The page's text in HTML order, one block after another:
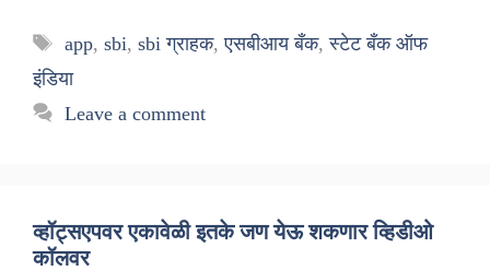
Tags
app, sbi, sbi ग्राहक,एसबीआय बँक,स्टेट बँक ऑफ
इंडिया
Leave a comment
व्हॉट्सएपवर एकावेळी इतके जण येऊ शकणार व्हिडीओ
कॉलवर